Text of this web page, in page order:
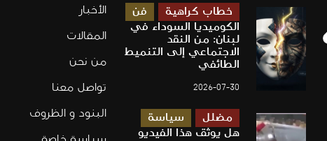
خطاب كراهية
فن
الكوميديا السوداء في
لبنان: من النقد
الاجتماعي إلى التنميط
الطائفي
2026-07-30
مضلل
سياسة
هل يوثق هذا الفيديو
الأخبار
المقالات
من نحن
تواصل معنا
البنود و الظروف